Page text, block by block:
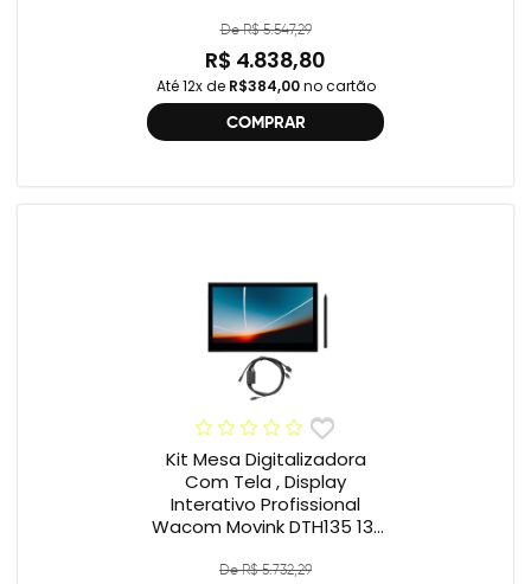
De R$ 5.547,29
R$ 4.838,80
Até 12x de R$384,00no cartão
COMPRAR
Kit Mesa Digitalizadora
Com Tela , Display
Interativo Profissional
Wacom Movink DTH135 13”
One , 2ª geração
De R$ 5.732,29